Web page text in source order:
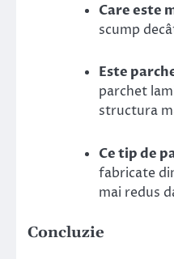
Care este
scump
Este
parchet
structura
Ce tip de
fabricate
mai redus
Concluzie